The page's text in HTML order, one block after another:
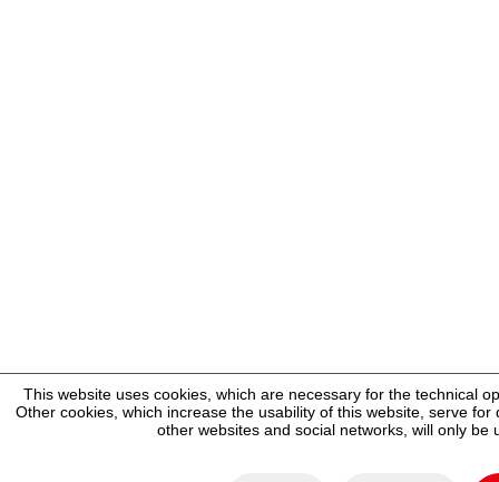
This website uses cookies, which are necessary for the technical
Other cookies, which increase the usability of this website, serve
other websites and social networks, will only be